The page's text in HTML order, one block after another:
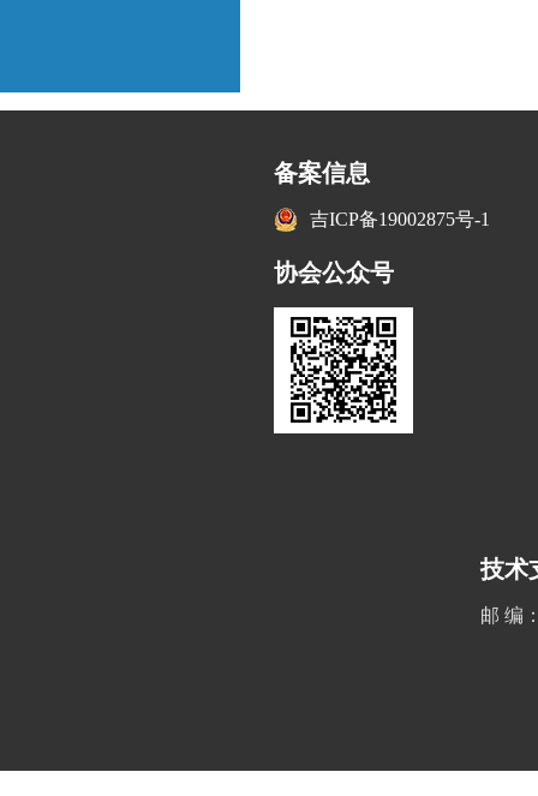
备案信息
吉ICP备19002875号-1
协会公众号
技术
邮 编